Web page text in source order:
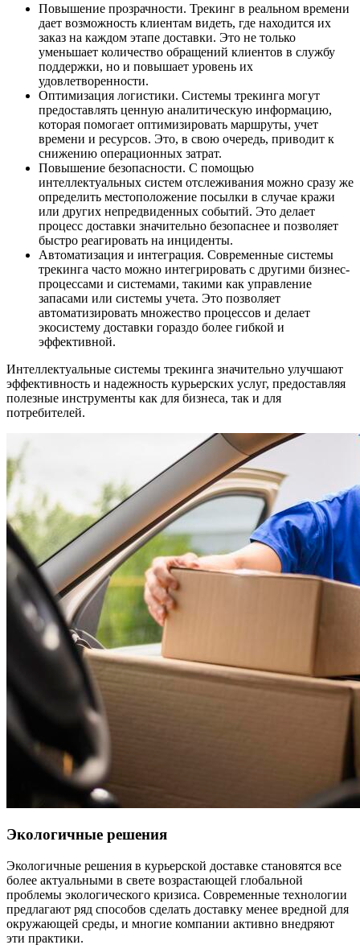
Повышение прозрачности. Трекинг в реальном времени
дает возможность клиентам видеть, где находится их
заказ на каждом этапе доставки. Это не только
уменьшает количество обращений клиентов в службу
поддержки, но и повышает уровень их
удовлетворенности.
Оптимизация логистики. Системы трекинга могут
предоставлять ценную аналитическую информацию,
которая помогает оптимизировать маршруты, учет
времени и ресурсов. Это, в свою очередь, приводит к
снижению операционных затрат.
Повышение безопасности. С помощью
интеллектуальных систем отслеживания можно сразу же
определить местоположение посылки в случае кражи
или других непредвиденных событий. Это делает
процесс доставки значительно безопаснее и позволяет
быстро реагировать на инциденты.
Автоматизация и интеграция. Современные системы
трекинга часто можно интегрировать с другими бизнес-
процессами и системами, такими как управление
запасами или системы учета. Это позволяет
автоматизировать множество процессов и делает
экосистему доставки гораздо более гибкой и
эффективной.
Интеллектуальные системы трекинга значительно улучшают
эффективность и надежность курьерских услуг, предоставляя
полезные инструменты как для бизнеса, так и для
потребителей.
Экологичные решения
Экологичные решения в курьерской доставке становятся все
более актуальными в свете возрастающей глобальной
проблемы экологического кризиса. Современные технологии
предлагают ряд способов сделать доставку менее вредной для
окружающей среды, и многие компании активно внедряют
эти практики.